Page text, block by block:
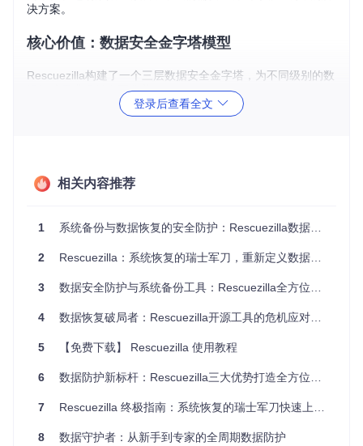
决方案。
核心价值：数据安全金字塔模型
Rescuezilla构建了一个三层数据安全金字塔，为不同级别的数
据保护需求提供全面覆盖：
基础层：智能备份机制
技术原理：Rescuezilla采用先进的磁盘分区识别技术，就像给
应用程序和个人文件。
操作价值：这种智能识别技术将备份准备时间从数小时缩短至
中间层：灵活恢复策略
问题场景：当系统崩溃时，用户需要的可能是完整恢复，也可
次恢复选项，如同一个数据急救箱，既配备应对重大事故的全
围，减少不必要的时间和存储空间消耗。
登录后查看全文
相关内容推荐
1 系统备份与数据恢复的安全防护：Rescuezilla数据守护者实战指南
2 Rescuezilla：系统恢复的瑞士军刀，重新定义数据保护标准
3 数据安全防护与系统备份工具：Rescuezilla全方位技术解析
4 数据恢复破局者：Rescuezilla开源工具的危机应对与战略价值
5 【免费下载】 Rescuezilla 使用教程
6 数据防护新标杆：Rescuezilla三大优势打造全方位系统备份与恢复方案
7 Rescuezilla 终极指南：系统恢复的瑞士军刀快速上手教程
8 数据守护者：从新手到专家的全周期数据防护